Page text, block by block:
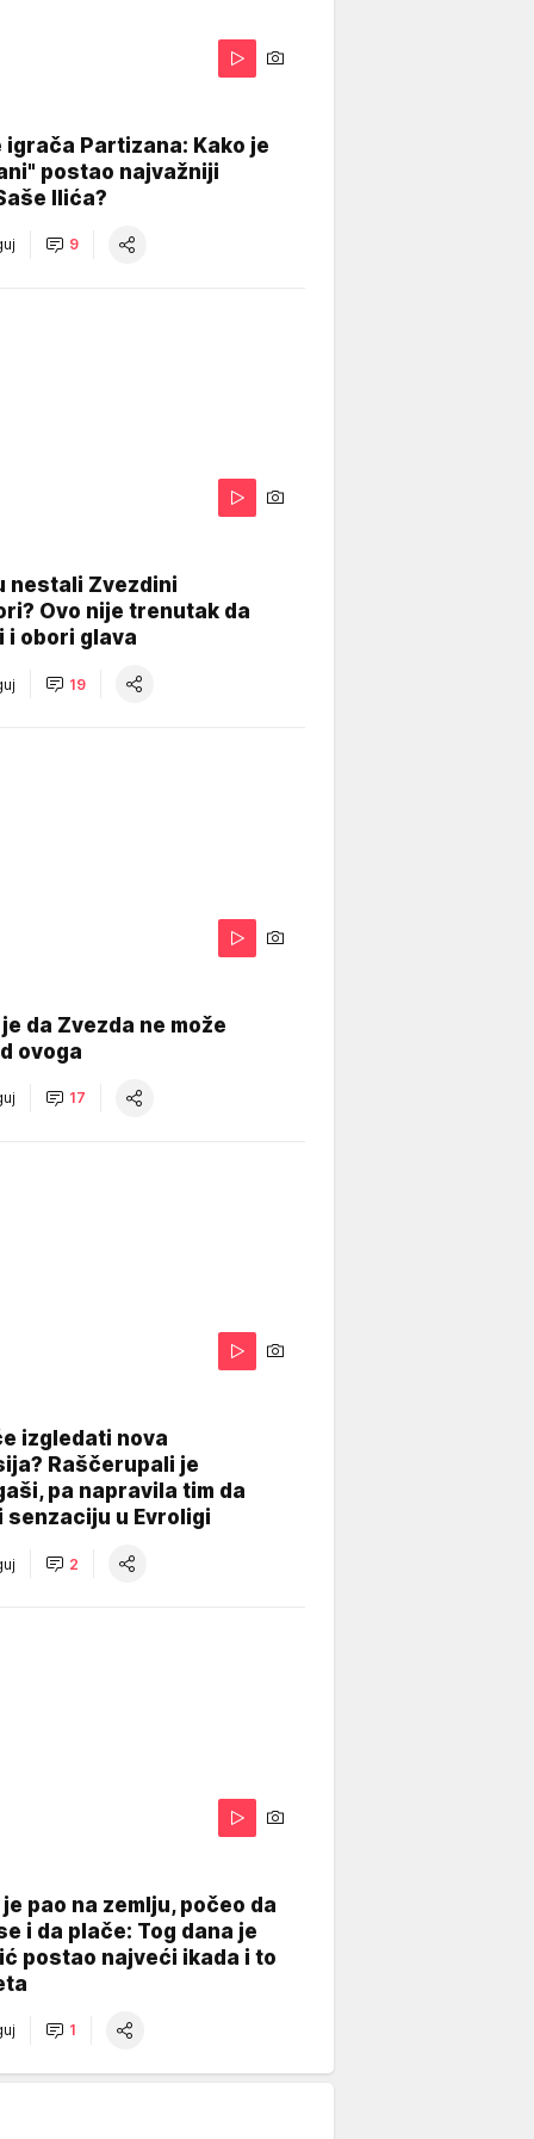
igrača Partizana: Kako je
postao najvažniji
Ilića?
9
nestali Zvezdini
Ovo nije trenutak da
i obori glava
19
da Zvezda ne može
ovoga
17
izgledati nova
Raščerupali je
pa napravila tim da
senzaciju u Evroligi
2
pao na zemlju, počeo da
i da plače: Tog dana je
postao najveći ikada i to
1